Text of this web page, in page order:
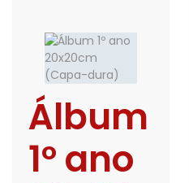
Álbum
1º ano